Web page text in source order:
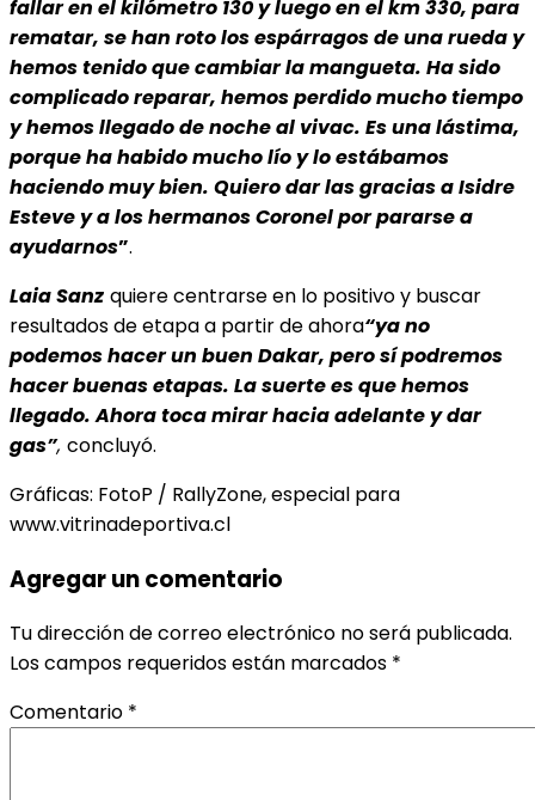
fallar en el kilómetro 130 y luego en el km 330, para
rematar, se han roto los espárragos de una rueda y
hemos tenido que cambiar la mangueta. Ha sido
complicado reparar, hemos perdido mucho tiempo
y hemos llegado de noche al vivac. Es una lástima,
porque ha habido mucho lío y lo estábamos
haciendo muy bien. Quiero dar las gracias a Isidre
Esteve y a los hermanos Coronel por pararse a
ayudarnos”.
Laia Sanz quiere centrarse en lo positivo y buscar
resultados de etapa a partir de ahora“ya no
podemos hacer un buen Dakar, pero sí podremos
hacer buenas etapas. La suerte es que hemos
llegado. Ahora toca mirar hacia adelante y dar
gas”, concluyó.
Gráficas: FotoP / RallyZone, especial para
www.vitrinadeportiva.cl
Agregar un comentario
Tu dirección de correo electrónico no será publicada.
Los campos requeridos están marcados *
Comentario *